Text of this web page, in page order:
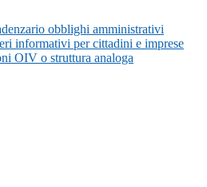
obblighi amministrativi
informativi per cittadini e imprese
OIV o struttura analoga